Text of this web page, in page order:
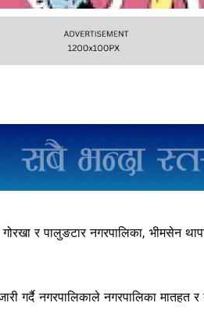
र पालुङटार नगरपालिका, भीमसेन
गर्दै नगरपालिकाले नगरपालिका मातहत र